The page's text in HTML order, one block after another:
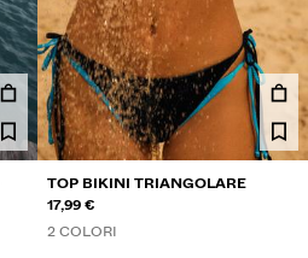
TOP BIKINI TRIANGOLARE
17,99 €
2 COLORI